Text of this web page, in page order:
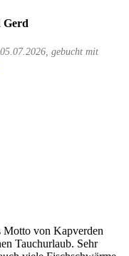
Gerd
gebucht mit
Motto von Kapverden
Tauchurlaub. Sehr